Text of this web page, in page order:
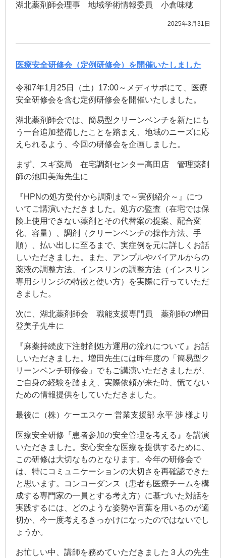
湖北薬剤師会理事 地域学術情報委員 小倉味穂
2025年3月31日
医療安全研修会（定例研修会）を開催いたしました
令和7年1月25日（土）17:00～メディサポにて、医療
安全研修会を含む定例研修会を開催いたしました。
湖北薬剤師会では、簡易型クリーンベンチを新たにも
う一台追加整備したことを踏まえ、地域のニーズに応
えられるよう、今回の研修会を企画しました。
まず、スギ薬局 在宅調剤センター高田店 管理薬剤
師の池田美海先生に
『HPNの処方受付から調剤まで～実例紹介～』につ
いてご講演いただきました。処方の監査（在宅では保
険上使用できない薬剤とその代替案の提案、配合変
化、容量）、調剤（クリーンベンチの操作方法、手
順）、払い出しに至るまで、実症例を元に詳しくお話
しいただきました。また、アンプルやバイアルからの
薬液の調整方法、インスリンの調整方法（インスリン
専用シリンジの特徴と使い方）を実際に行っていただ
きました。
次に、湖北薬剤師会 職能支援専門員 薬剤師の増田
登美子先生に
『麻薬持続皮下注射剤処方運用の流れについて』お話
しいただきました。増田先生には昨年度の「簡易型ク
リーンベンチ研修会」でもご講演いただきましたが、
ご自身の経験を踏まえ、実際依頼が来た時、慌てない
ための情報提供をしていただきました。
最後に（株）ケーエスケー 営業支援部 永平 渉 様より
医療安全研修『患者参加の安全管理を考える』を講演
いただきました。安心安全な医療を提供するために、
この研修は大切なものとなります。今年の研修会で
は、特にコミュニケーションの大切さを再確認できた
と思います。コンコーダンス（患者も医療チームを構
成する専門家の一員とする考え方）に基づいた対話を
実践するには、どのような姿勢や言葉を用いるのが適
切か、今一度考えるきっかけになったのではないでし
ょうか。
お忙しい中、講師を務めていただきました３人の先生